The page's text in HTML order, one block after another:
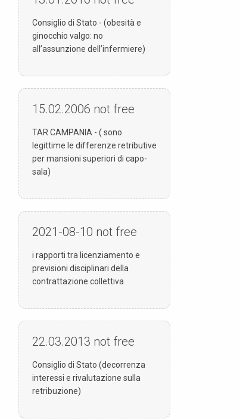
Consiglio di Stato - (obesità e
ginocchio valgo: no
all’assunzione dell’infermiere)
15.02.2006 not free
TAR CAMPANIA - ( sono
legittime le differenze retributive
per mansioni superiori di capo-
sala)
2021-08-10 not free
i rapporti tra licenziamento e
previsioni disciplinari della
contrattazione collettiva
22.03.2013 not free
Consiglio di Stato (decorrenza
interessi e rivalutazione sulla
retribuzione)